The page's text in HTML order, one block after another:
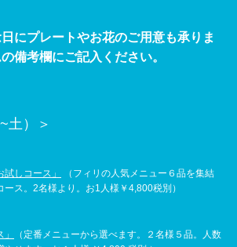
日にプレートやお花のご用意も承りま
備考欄にご記入ください。
土）＞
試しコース」
（フィリの人気メニュー６品を集結
ース。2名様より。お1人様￥4,800税別）
（定番メニューから選べます。２名様５品。人数